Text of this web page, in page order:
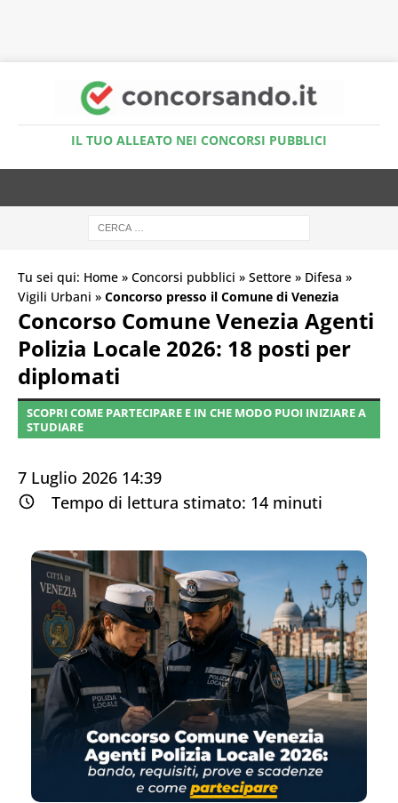
IL TUO ALLEATO NEI CONCORSI PUBBLICI
Tu sei qui: Home » Concorsi pubblici » Settore » Difesa »
Vigili Urbani » Concorso presso il Comune di Venezia
Concorso Comune Venezia Agenti
Polizia Locale 2026: 18 posti per
diplomati
SCOPRI COME PARTECIPARE E IN CHE MODO PUOI INIZIARE A
STUDIARE
7 Luglio 2026 14:39
Tempo di lettura stimato: 14 minuti